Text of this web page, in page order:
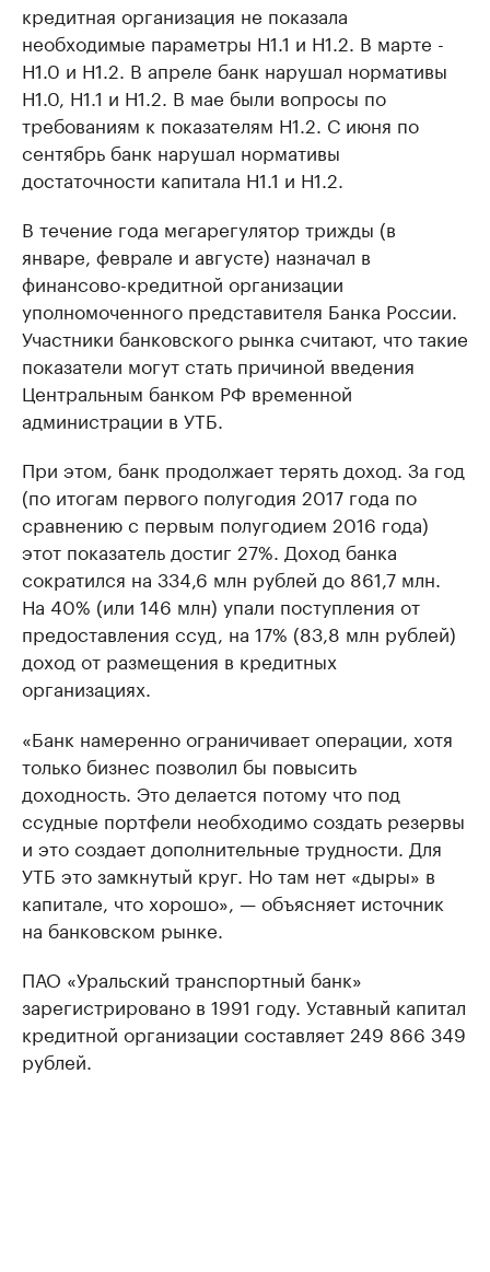
кредитная организация не показала
необходимые параметры Н1.1 и Н1.2. В марте -
Н1.0 и Н1.2. В апреле банк нарушал нормативы
Н1.0, Н1.1 и Н1.2. В мае были вопросы по
требованиям к показателям Н1.2. С июня по
сентябрь банк нарушал нормативы
достаточности капитала Н1.1 и Н1.2.
В течение года мегарегулятор трижды (в
январе, феврале и августе) назначал в
финансово-кредитной организации
уполномоченного представителя Банка России.
Участники банковского рынка считают, что такие
показатели могут стать причиной введения
Центральным банком РФ временной
администрации в УТБ.
При этом, банк продолжает терять доход. За год
(по итогам первого полугодия 2017 года по
сравнению с первым полугодием 2016 года)
этот показатель достиг 27%. Доход банка
сократился на 334,6 млн рублей до 861,7 млн.
На 40% (или 146 млн) упали поступления от
предоставления ссуд, на 17% (83,8 млн рублей)
доход от размещения в кредитных
организациях.
«Банк намеренно ограничивает операции, хотя
только бизнес позволил бы повысить
доходность. Это делается потому что под
ссудные портфели необходимо создать резервы
и это создает дополнительные трудности. Для
УТБ это замкнутый круг. Но там нет «дыры» в
капитале, что хорошо», — объясняет источник
на банковском рынке.
ПАО «Уральский транспортный банк»
зарегистрировано в 1991 году. Уставный капитал
кредитной организации составляет 249 866 349
рублей.